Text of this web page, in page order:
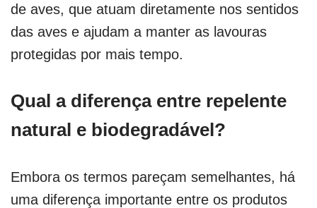
de aves, que atuam diretamente nos sentidos
das aves e ajudam a manter as lavouras
protegidas por mais tempo.
Qual a diferença entre repelente
natural e biodegradável?
Embora os termos pareçam semelhantes, há
uma diferença importante entre os produtos